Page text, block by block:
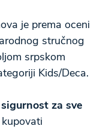
je prema oceni
stručnog
srpskom
Kids/Deca.
za sve